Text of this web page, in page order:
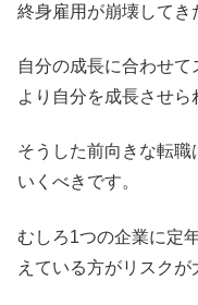
終身雇用が崩壊してき
自分の成長に合わせて
より自分を成長させら
そうした前向きな転
いくべきです。
むしろ1つの企業に定
えている方がリスクが